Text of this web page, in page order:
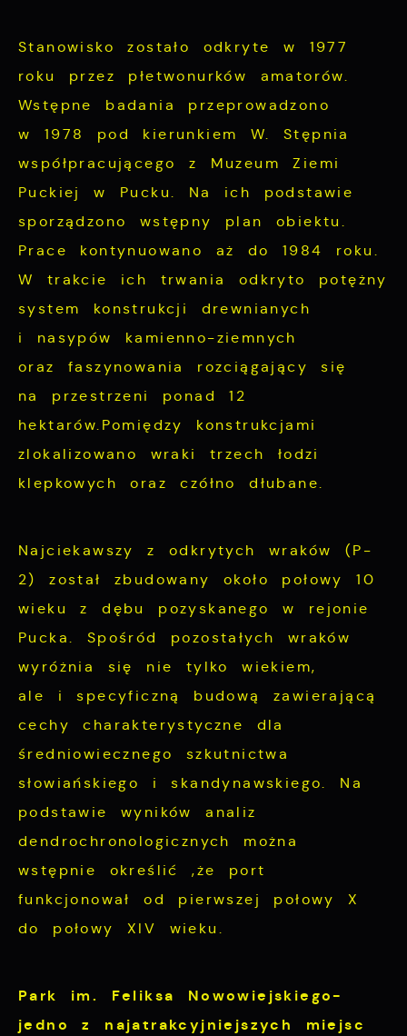
Stanowisko zostało odkryte w 1977
roku przez płetwonurków amatorów.
Wstępne badania przeprowadzono
w 1978 pod kierunkiem W. Stępnia
współpracującego z Muzeum Ziemi
Puckiej w Pucku. Na ich podstawie
sporządzono wstępny plan obiektu.
Prace kontynuowano aż do 1984 roku.
W trakcie ich trwania odkryto potężny
system konstrukcji drewnianych
i nasypów kamienno-ziemnych
oraz faszynowania rozciągający się
na przestrzeni ponad 12
hektarów.Pomiędzy konstrukcjami
zlokalizowano wraki trzech łodzi
klepkowych oraz czółno dłubane.
Najciekawszy z odkrytych wraków (P-
2) został zbudowany około połowy 10
wieku z dębu pozyskanego w rejonie
Pucka. Spośród pozostałych wraków
wyróżnia się nie tylko wiekiem,
ale i specyficzną budową zawierającą
cechy charakterystyczne dla
średniowiecznego szkutnictwa
słowiańskiego i skandynawskiego. Na
podstawie wyników analiz
dendrochronologicznych można
wstępnie określić ,że port
funkcjonował od pierwszej połowy X
do połowy XIV wieku.
Park im. Feliksa Nowowiejskiego-
jedno z najatrakcyjniejszych miejsc